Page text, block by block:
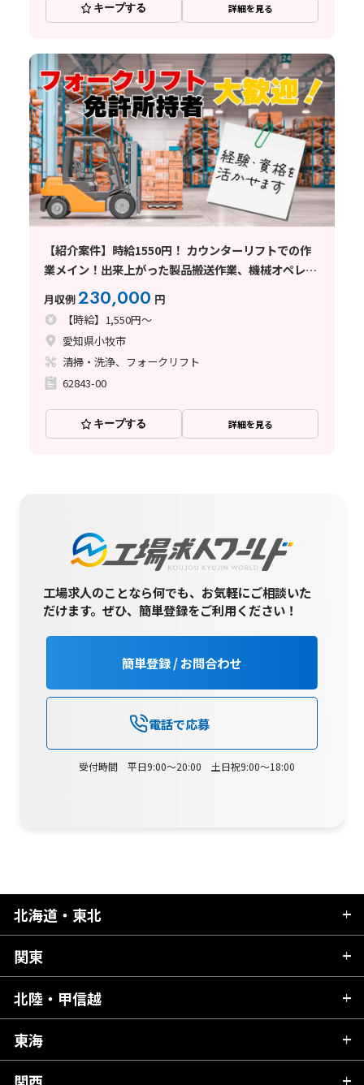
キープする 詳細を見る
【紹介案件】時給1550円！ カウンターリフトでの作
業メイン！出来上がった製品搬送作業、機械オペレー
ター作業もあり
月収例230,000 円
【時給】1,550円～
愛知県小牧市
清掃・洗浄、フォークリフト
62843-00
キープする 詳細を見る
工場求人のことなら何でも、お気軽にご相談いた
だけます。ぜひ、簡単登録をご利用ください！
簡単登録 / お問合わせ
電話で応募
受付時間 平日9:00～20:00 土日祝9:00～18:00
北海道・東北
北海道
青森県
秋田県
関東
茨城県
栃木県
群馬県
北陸・甲信越
新潟県
富山県
東海